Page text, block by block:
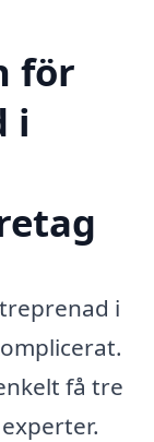
för
i
i
få tre